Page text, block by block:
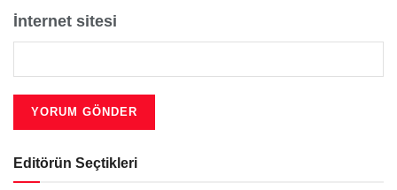
İnternet sitesi
Editörün Seçtikleri